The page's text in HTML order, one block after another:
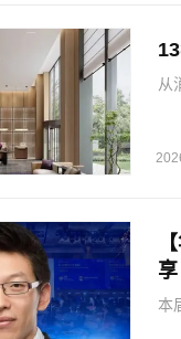
从
牌
本